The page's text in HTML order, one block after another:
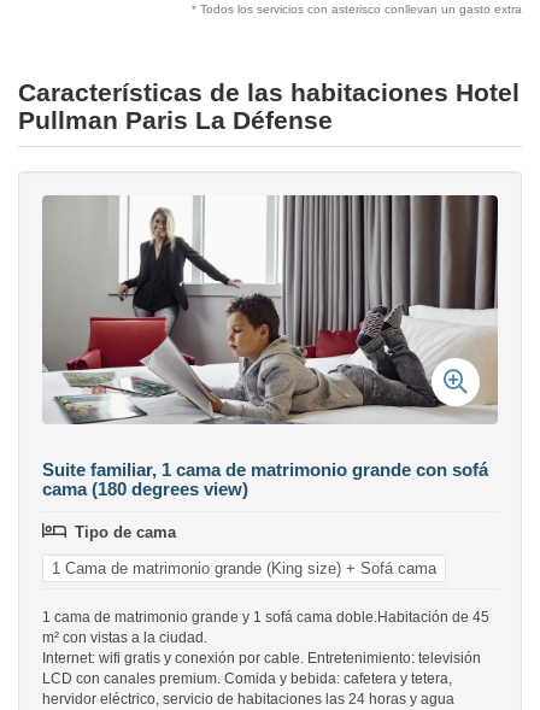
* Todos los servicios con asterisco conllevan un gasto extra
Características de las habitaciones Hotel
Pullman Paris La Défense
Suite familiar, 1 cama de matrimonio grande con sofá
cama (180 degrees view)
Tipo de cama
1 Cama de matrimonio grande (King size) + Sofá cama
1 cama de matrimonio grande y 1 sofá cama doble.Habitación de 45
m² con vistas a la ciudad.
Internet: wifi gratis y conexión por cable. Entretenimiento: televisión
LCD con canales premium. Comida y bebida: cafetera y tetera,
hervidor eléctrico, servicio de habitaciones las 24 horas y agua